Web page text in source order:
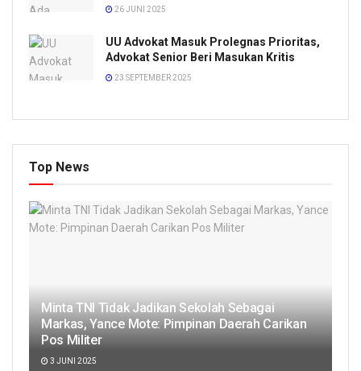
26 JUNI 2025
UU Advokat Masuk Prolegnas Prioritas,
Advokat Senior Beri Masukan Kritis
23 SEPTEMBER 2025
Top News
Minta TNI Tidak Jadikan Sekolah Sebagai
Markas, Yance Mote: Pimpinan Daerah Carikan
Pos Militer
3 JUNI 2025